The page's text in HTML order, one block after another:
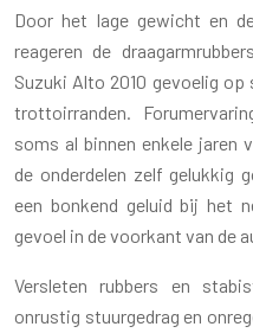
Door het lage gewicht en
reageren de
Suzuki Alto 2010 gevoelig
trottoirranden.
soms al binnen enkele jaren
de onderdelen zelf gelukkig
een bonkend geluid bij het
gevoel in de voorkant van de
Versleten rubbers en
onrustig stuurgedrag en